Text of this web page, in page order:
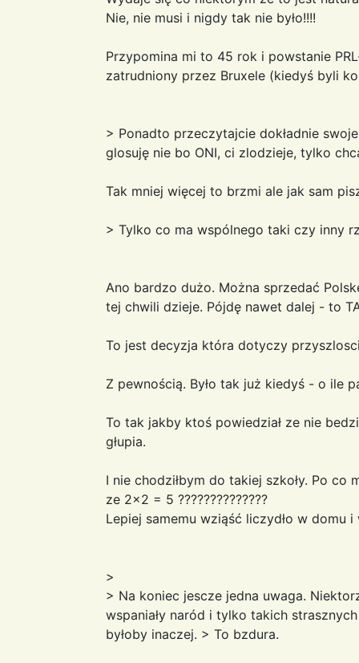
Nie, nie musi i nigdy tak nie było!!!!
Przypomina mi to 45 rok i powstanie
zatrudniony przez Bruxele (kiedyś byli
> Ponadto przeczytajcie dokładnie
glosuję nie bo ONI, ci zlodzieje, tylko
Tak mniej więcej to brzmi ale jak sam
> Tylko co ma wspólnego taki czy inny
Ano bardzo dużo. Można sprzedać
tej chwili dzieje. Pójdę nawet dalej - to
To jest decyzja która dotyczy
Z pewnością. Było tak już kiedyś - o ile
To tak jakby ktoś powiedział ze nie
głupia.
I nie chodziłbym do takiej szkoły. Po co
ze 2x2 = 5 ??????????????
Lepiej samemu wziąść liczydło w domu
>
> Na koniec jescze jedna uwaga.
wspaniały naród i tylko takich
byłoby inaczej. > To bzdura.